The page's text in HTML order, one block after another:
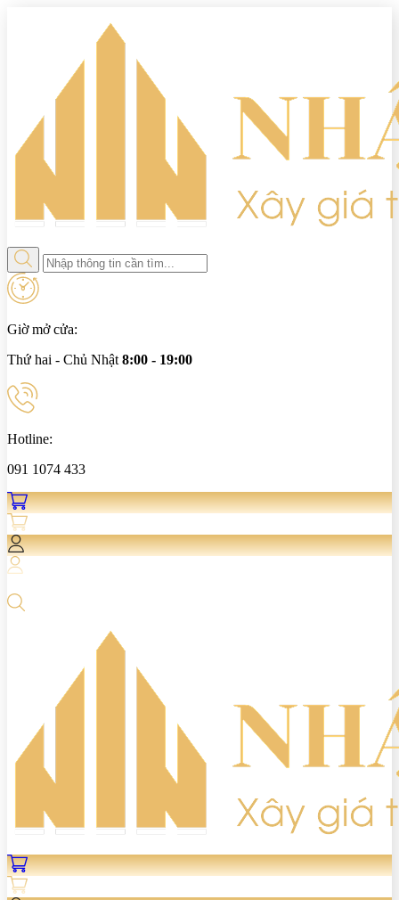
Giờ mở cửa:
Thứ hai - Chủ Nhật 8:00 - 19:00
Hotline:
091 1074 433